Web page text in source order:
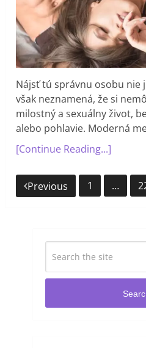
Nájsť tú správnu osobu nie
však neznamená, že si
milostný a sexuálny život,
alebo pohlavie. Moderná
[Continue Reading...]
Navigácia
Previous 1 …